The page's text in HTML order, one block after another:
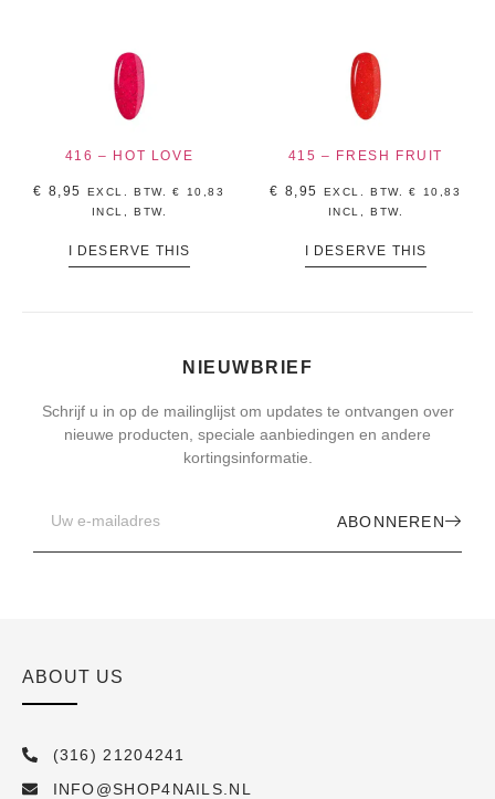
416 – HOT LOVE
€ 8,95 EXCL. BTW.€
10,83
INCL, BTW.
I DESERVE THIS
415 – FRESH FRUIT
€ 8,95 EXCL. BTW.€
10,83
INCL, BTW.
I DESERVE THIS
NIEUWBRIEF
Schrijf u in op de mailinglijst om updates te ontvangen over
nieuwe producten, speciale aanbiedingen en andere
kortingsinformatie.
ABONNEREN
ABOUT US
(316) 21204241
INFO@SHOP4NAILS.NL